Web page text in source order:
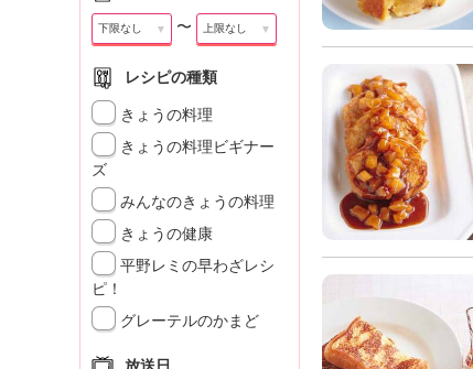
▼ 〜 ▼
レシピの種類
きょうの料理
きょうの料理ビギナー
ズ
みんなのきょうの料理
きょうの健康
平野レミの早わざレシ
ピ！
グレーテルのかまど